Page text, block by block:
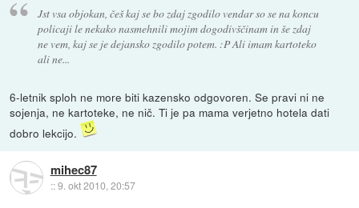
Jst vsa objokan, češ kaj se bo zdaj zgodilo vendar so se na koncu
policaji le nekako nasmehnili mojim dogodivščinam in še zdaj
ne vem, kaj se je dejansko zgodilo potem. :P Ali imam kartoteko
ali ne...
6-letnik sploh ne more biti kazensko odgovoren. Se pravi ni ne
sojenja, ne kartoteke, ne nič. Ti je pa mama verjetno hotela dati
dobro lekcijo.
mihec87
::9. okt 2010, 20:57